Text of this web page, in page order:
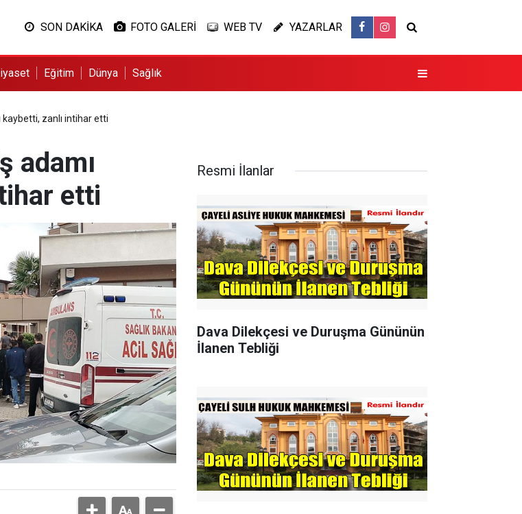
SON DAKİKA FOTO GALERİ WEB TV YAZARLAR
Eğitim Dünya Sağlık
kaybetti, zanlı intihar etti
adamı
etti
Resmi İlanlar
Dava Dilekçesi ve Duruşma Gününün
İlanen Tebliği